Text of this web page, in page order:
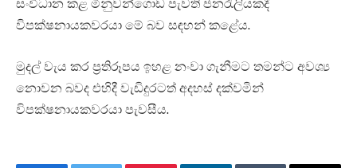
සංවිධාන කළ මිනුවන්ගොඩ පැවති ජනරැලියකදී
විපක්ෂනායකවරයා මේ බව සඳහන් කළේය.
මුදල් වැය කර ප්‍රතිරූපය ඉහළ නංවා ගැනීමට තමන්ට අවශ්‍ය
නොවන බවද එහිදී වැඩිදුරටත් අදහස් දක්වමින්
විපක්ෂනායකවරයා පැවසීය.